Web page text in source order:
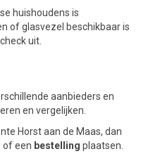
huishoudens is
of glasvezel beschikbaar is
uit.
aanbieders en
en vergelijken.
Horst aan de Maas, dan
of een bestelling plaatsen.